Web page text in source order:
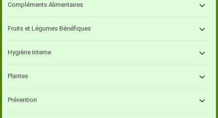
Compléments Alimentaires
Fruits et Légumes Bénéfiques
Hygiène Interne
Plantes
Prévention